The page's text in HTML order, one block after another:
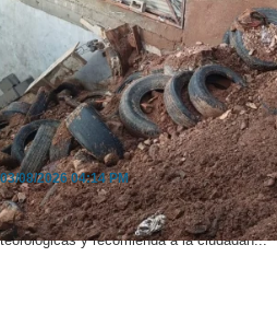
disparan reportes
08/2026 04:14 PM
Municipal de Protección Civil
y recomienda a la ciudadan...